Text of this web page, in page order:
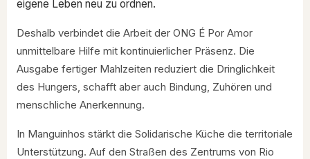
eigene Leben neu zu ordnen.
Deshalb verbindet die Arbeit der ONG É Por Amor
unmittelbare Hilfe mit kontinuierlicher Präsenz. Die
Ausgabe fertiger Mahlzeiten reduziert die Dringlichkeit
des Hungers, schafft aber auch Bindung, Zuhören und
menschliche Anerkennung.
In Manguinhos stärkt die Solidarische Küche die territoriale
Unterstützung. Auf den Straßen des Zentrums von Rio